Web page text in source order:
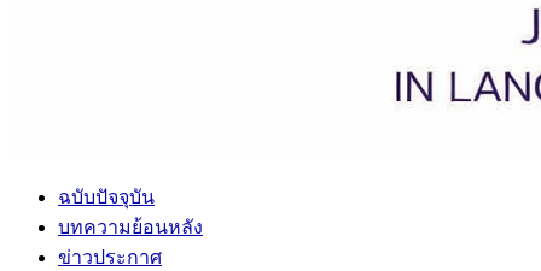
ฉบับปัจจุบัน
บทความย้อนหลัง
ข่าวประกาศ